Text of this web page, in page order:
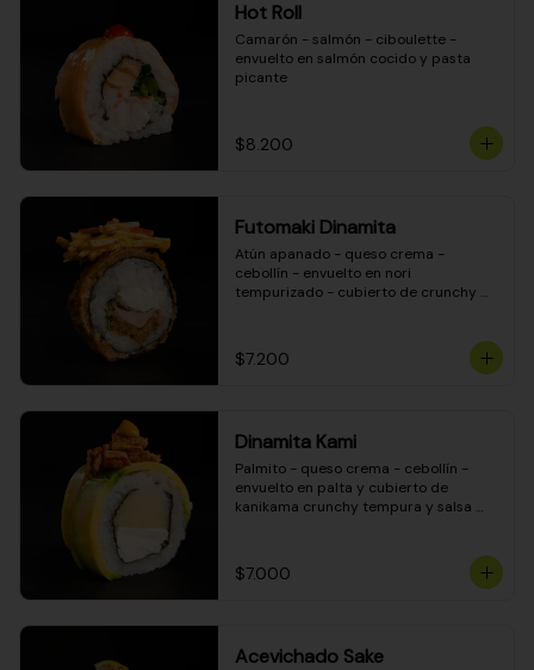
Hot Roll
Camarón - salmón - ciboulette -
envuelto en salmón cocido y pasta
picante
$8.200
Futomaki Dinamita
Atún apanado - queso crema -
cebollín - envuelto en nori
tempurizado - cubierto de crunchy
$7.200
Dinamita Kami
Palmito - queso crema - cebollín -
envuelto en palta y cubierto de
kanikama crunchy tempura y salsa
$7.000
Acevichado Sake